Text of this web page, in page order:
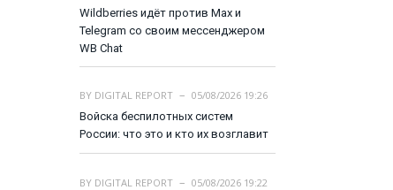
Wildberries идёт против Max и
Telegram со своим мессенджером
WB Chat
BY DIGITAL REPORT
05/08/2026 19:26
Войска беспилотных систем
России: что это и кто их возглавит
BY DIGITAL REPORT
05/08/2026 19:22